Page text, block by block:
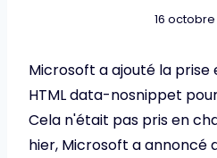
16 octobre
Microsoft a ajouté la
HTML data-nosnippet
Cela n'était pas pris en
hier, Microsoft a annoncé